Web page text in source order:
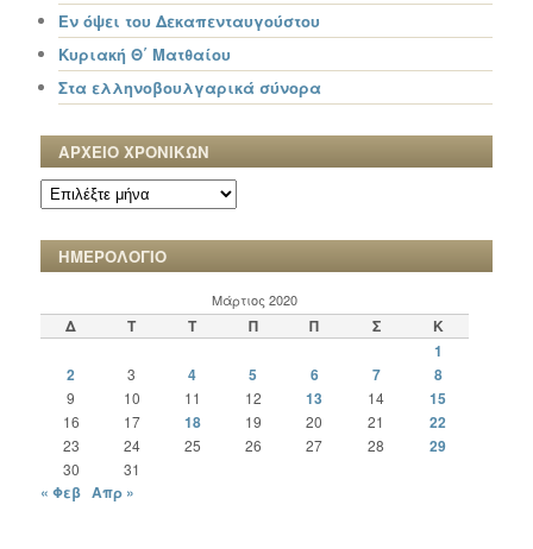
Εν όψει του Δεκαπενταυγούστου
Κυριακή Θ΄ Ματθαίου
Στα ελληνοβουλγαρικά σύνορα
ΑΡΧΕΙΟ ΧΡΟΝΙΚΩΝ
ΑΡΧΕΙΟ
ΧΡΟΝΙΚΩΝ
ΗΜΕΡΟΛΟΓΙΟ
Μάρτιος 2020
Δ Τ Τ Π Π Σ
Κ
1
2
3 4 5 6 7 8
9 10 11 12 13 14 15
16 17 18 19 20 21 22
23 24 25 26 27 28 29
30 31
« Φεβ Απρ »